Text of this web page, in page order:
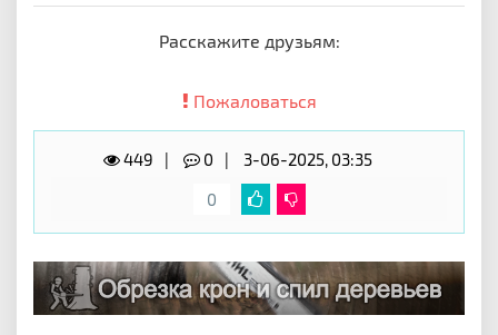
Расскажите друзьям:
Пожаловаться
449 0
3-06-2025, 03:35
0